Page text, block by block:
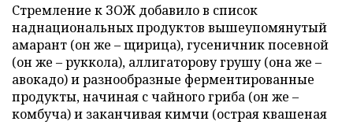
Стремление к ЗОЖ добавило в список
наднациональных продуктов вышеупомянутый
амарант (он же – щирица), гусеничник посевной
(он же – руккола), аллигаторову грушу (она же –
авокадо) и разнообразные ферментированные
продукты, начиная с чайного гриба (он же –
комбуча) и заканчивая кимчи (острая квашеная